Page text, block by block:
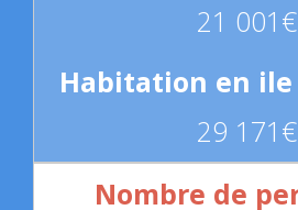
21 001€
29 171€